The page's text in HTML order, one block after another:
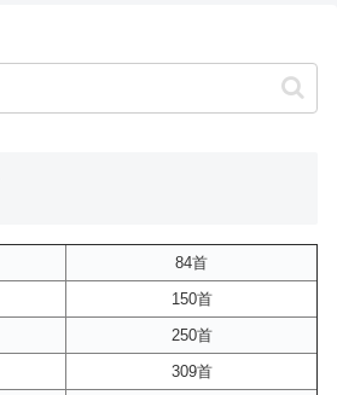
84首
150首
250首
309首